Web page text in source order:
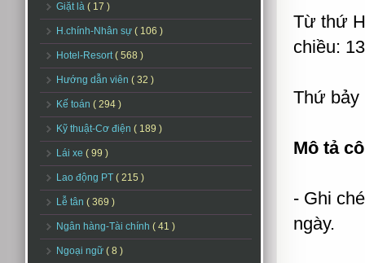
Giặt là ( 17 )
H.chính-Nhân sự ( 106 )
Hotel-Resort( 568 )
Hướng dẫn viên ( 32 )
Kế toán ( 294 )
Kỹ thuật-Cơ điện ( 189 )
Lái xe ( 99 )
Lao động PT ( 215 )
Lễ tân ( 369 )
Ngân hàng-Tài chính ( 41 )
Ngoại ngữ ( 8 )
Từ thứ
chiều:
Thứ bảy
Mô tả
- Ghi
ngày.